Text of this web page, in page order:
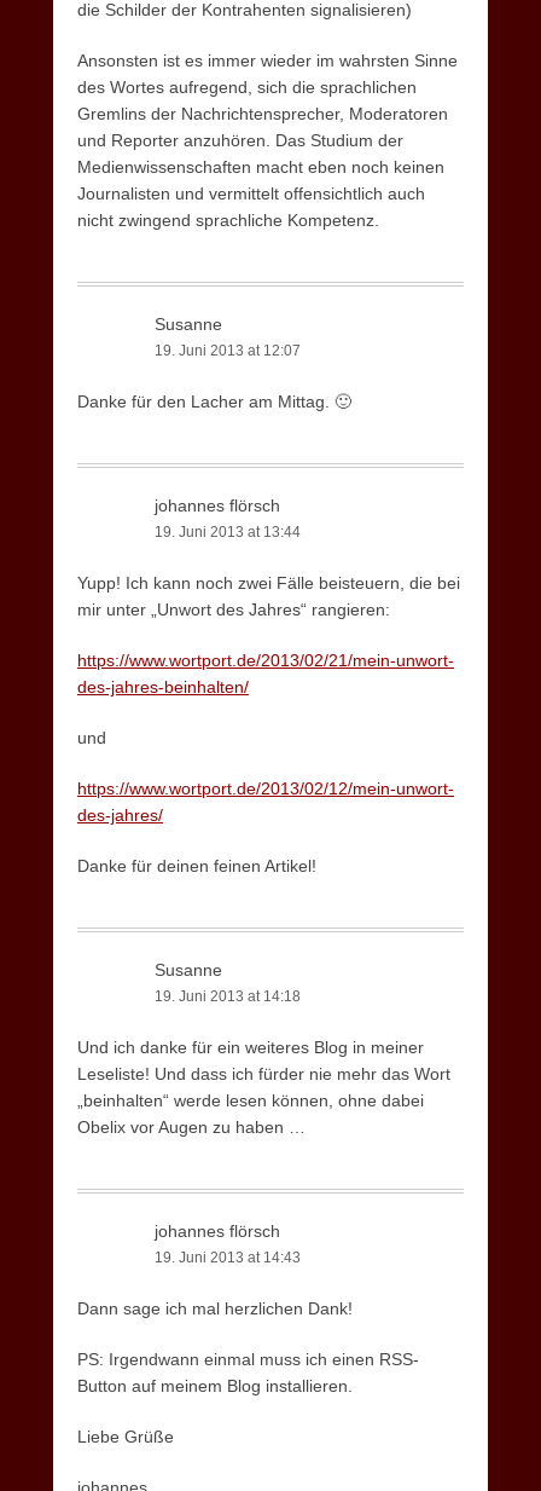
die Schilder der Kontrahenten signalisieren)
Ansonsten ist es immer wieder im wahrsten Sinne
des Wortes aufregend, sich die sprachlichen
Gremlins der Nachrichtensprecher, Moderatoren
und Reporter anzuhören. Das Studium der
Medienwissenschaften macht eben noch keinen
Journalisten und vermittelt offensichtlich auch
nicht zwingend sprachliche Kompetenz.
Susanne
19. Juni 2013 at 12:07
Danke für den Lacher am Mittag. 🙂
johannes flörsch
19. Juni 2013 at 13:44
Yupp! Ich kann noch zwei Fälle beisteuern, die bei
mir unter „Unwort des Jahres“ rangieren:
https://www.wortport.de/2013/02/21/mein-unwort-
des-jahres-beinhalten/
und
https://www.wortport.de/2013/02/12/mein-unwort-
des-jahres/
Danke für deinen feinen Artikel!
Susanne
19. Juni 2013 at 14:18
Und ich danke für ein weiteres Blog in meiner
Leseliste! Und dass ich fürder nie mehr das Wort
„beinhalten“ werde lesen können, ohne dabei
Obelix vor Augen zu haben …
johannes flörsch
19. Juni 2013 at 14:43
Dann sage ich mal herzlichen Dank!
PS: Irgendwann einmal muss ich einen RSS-
Button auf meinem Blog installieren.
Liebe Grüße